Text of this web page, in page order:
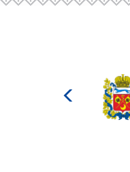
Министерство
культуры
Российской
федерации